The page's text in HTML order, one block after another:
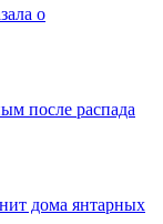
о
после распада
дома янтарных